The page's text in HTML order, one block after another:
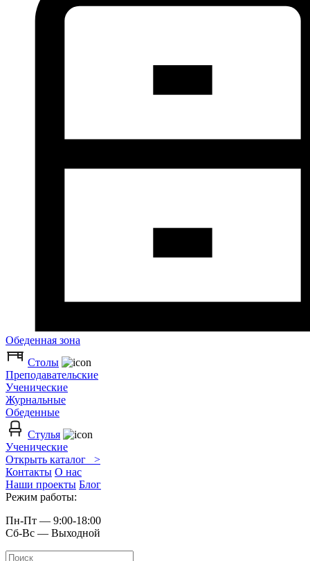
Обеденная зона
Столы
Преподавательские
Ученические
Журнальные
Обеденные
Стулья
Ученические
Открыть каталог >
Контакты О нас
Наши проекты Блог
Режим работы:
Пн-Пт — 9:00-18:00
Сб-Вс — Выходной